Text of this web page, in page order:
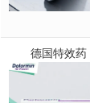
德国特效药